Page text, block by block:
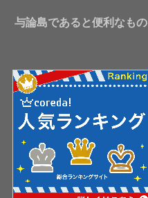
与論島であると便利なもの